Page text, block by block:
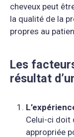
cheveux peut
la qualité de la
propres au
Les
résultat
Celui-ci doit
appropriée